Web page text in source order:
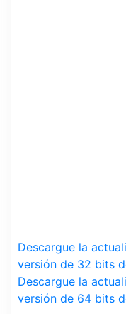
Descargue la
versión de 32 bits
Descargue la
versión de 64 bits